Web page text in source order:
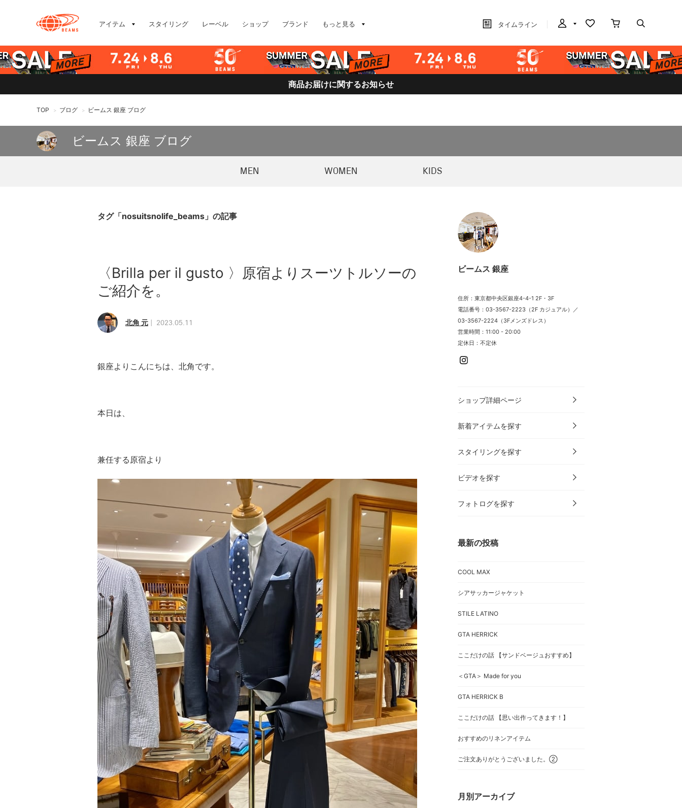
アイテム スタイリング レーベル ショップ ブランド もっと見る タイムライン
商品お届けに関するお知らせ
TOP > ブログ > ビームス 銀座 ブログ
ビームス 銀座 ブログ
MEN WOMEN KIDS
タグ「nosuitsnolife_beams」の記事
〈Brilla per il gusto 〉原宿よりスーツトルソーの
ご紹介を。
北角 元 2023.05.11
銀座よりこんにちは、北角です。
本日は、
兼任する原宿より
ビームス 銀座
住所：東京都中央区銀座4-4-1 2F・3F
電話番号：03-3567-2223（2F カジュアル）／
03-3567-2224（3Fメンズドレス）
営業時間：11:00 - 20:00
定休日：不定休
ショップ詳細ページ
新着アイテムを探す
スタイリングを探す
ビデオを探す
フォトログを探す
最新の投稿
COOL MAX
シアサッカージャケット
STILE LATINO
GTA HERRICK
ここだけの話 【サンドベージュおすすめ】
＜GTA＞ Made for you
GTA HERRICK B
ここだけの話 【思い出作ってきます！】
おすすめのリネンアイテム
ご注文ありがとうございました。②
月別アーカイブ